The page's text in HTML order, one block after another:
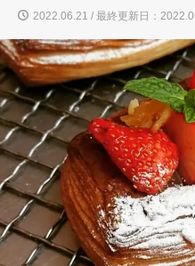
2022.06.21 / 最終更新日：